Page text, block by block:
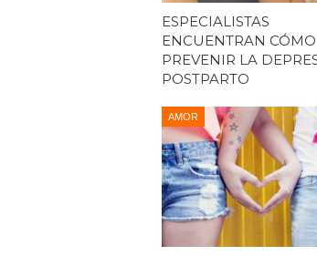
ESPECIALISTAS
ENCUENTRAN CÓMO
PREVENIR LA
POSTPARTO
AMOR